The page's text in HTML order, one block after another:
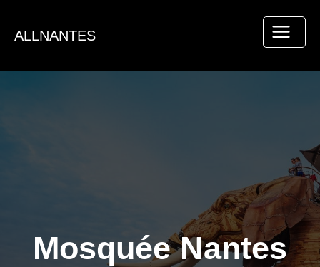
contenu
ALLNANTES
Mosquée Nantes